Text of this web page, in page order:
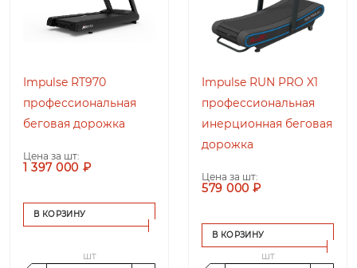
Impulse RT970
профессиональная
беговая дорожка
Цена за шт:
1 397 000 ₽
В КОРЗИНУ
шт
Impulse RUN PRO X1
профессиональная
инерционная беговая
дорожка
Цена за шт:
579 000 ₽
В КОРЗИНУ
шт